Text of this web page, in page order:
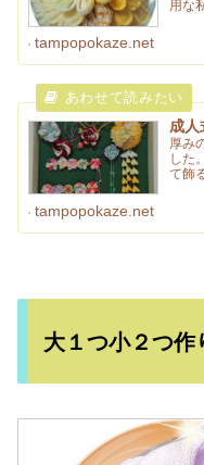
用な
tampopokaze.net
成人
厚み
した
て飾
tampopokaze.net
大１つ小２つ作